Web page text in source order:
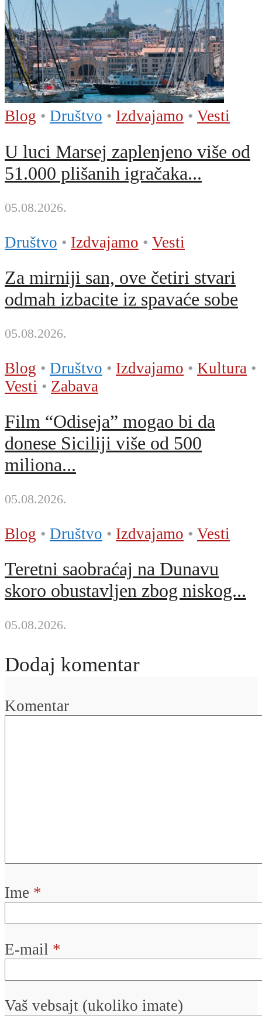
Blog • Društvo • Izdvajamo • Vesti
U luci Marsej zaplenjeno više od
51.000 plišanih igračaka...
05.08.2026.
Društvo • Izdvajamo • Vesti
Za mirniji san, ove četiri stvari
odmah izbacite iz spavaće sobe
05.08.2026.
Blog • Društvo • Izdvajamo • Kultura •
Vesti • Zabava
Film “Odiseja” mogao bi da
donese Siciliji više od 500
miliona...
05.08.2026.
Blog • Društvo • Izdvajamo • Vesti
Teretni saobraćaj na Dunavu
skoro obustavljen zbog niskog...
05.08.2026.
Dodaj komentar
Komentar
Ime *
E-mail *
Vaš vebsajt (ukoliko imate)